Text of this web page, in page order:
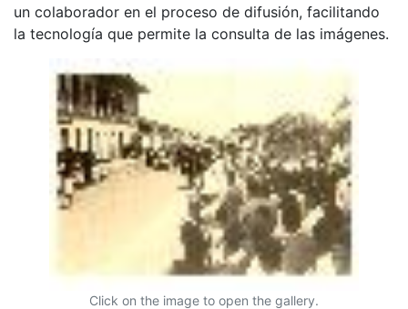
un colaborador en el proceso de difusión, facilitando
la tecnología que permite la consulta de las imágenes.
Click on the image to open the gallery.